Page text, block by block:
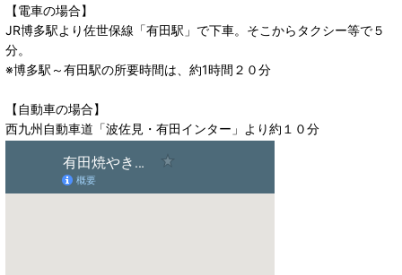
【電車の場合】
JR博多駅より佐世保線「有田駅」で下車。そこからタクシー等で５
分。
※博多駅～有田駅の所要時間は、約1時間２０分
【自動車の場合】
西九州自動車道「波佐見・有田インター」より約１０分